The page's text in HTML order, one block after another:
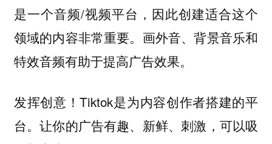
是一个音频/视频平台，因此创建适合这个
领域的内容非常重要。画外音、背景音乐和
特效音频有助于提高广告效果。
发挥创意！Tiktok是为内容创作者搭建的平
台。让你的广告有趣、新鲜、刺激，可以吸